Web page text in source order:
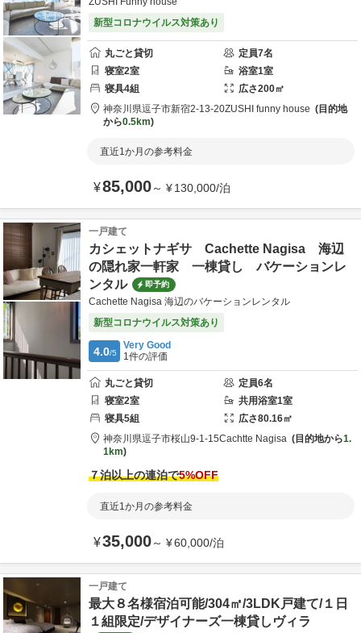
新型コロナウイルス対策あり
丸ごと貸切 定員7名
寝室2室 浴室1室
寝具4組 広さ200㎡
神奈川県逗子市新宿2-13‐20ZUSHI funny house
目的地
から0.5km
直近1か月の参考料金
¥85,000～ ¥130,000/泊
一戸建て
カシェットナギサ Cachette Nagisa 海辺
の隠れ家一軒家 一棟貸し バケーションレ
ンタル
即予約
Cachette Nagisa 海辺のバケーションレンタル
新型コロナウイルス対策あり
4.0/5
Very Good
1件の評価
丸ごと貸切 定員6名
寝室2室 共用浴室1室
寝具5組 広さ80.16㎡
神奈川県逗子市桜山9-1-15Cachtte Nagisa 目的地から1.
1km
７泊以上の連泊で5%OFF
直近1か月の参考料金
¥35,000～ ¥60,000/泊
一戸建て
最大８名様宿泊可能/304㎡/3LDK戸建て/１日
１組限定/デザイナーズ一棟貸しヴィラ